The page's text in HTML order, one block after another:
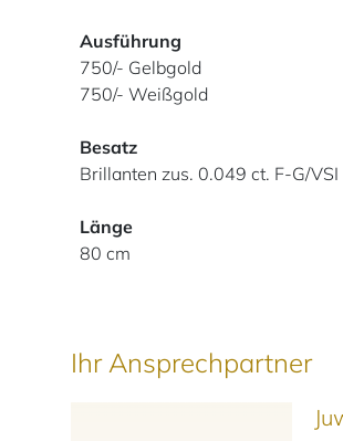
Ausführung
750/- Gelbgold
750/- Weißgold
Besatz
Brillanten zus. 0.049 ct. F-G/VSI
Länge
80 cm
Ihr Ansprechpartner